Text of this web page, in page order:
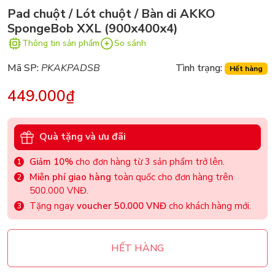
Pad chuột / Lót chuột / Bàn di AKKO
SpongeBob XXL (900x400x4)
Thông tin sản phẩm So sánh
Mã SP:PKAKPADSB Tình trạng: Hết hàng
449.000₫
Quà tặng và ưu đãi
Giảm 10% cho đơn hàng từ 3 sản phẩm trở lên.
Miễn phí giao hàng toàn quốc cho đơn hàng trên
500.000 VNĐ.
Tặng ngay voucher 50.000 VNĐ cho khách hàng mới.
HẾT HÀNG